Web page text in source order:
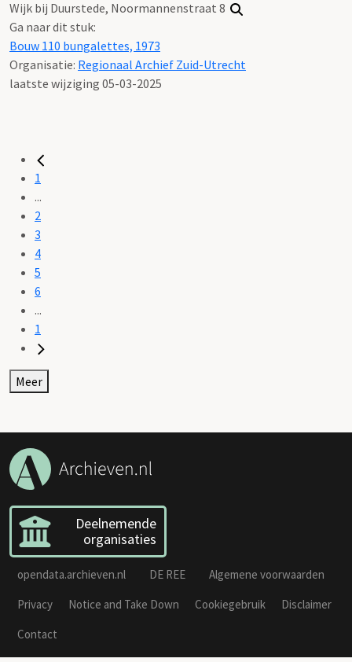
Wijk bij Duurstede, Noormannenstraat 8
Ga naar dit stuk:
Bouw 110 bungalettes, 1973
Organisatie: Regionaal Archief Zuid-Utrecht
laatste wijziging 05-03-2025
1
...
2
3
4
5
6
...
1
Meer
Deelnemende
organisaties
opendata.archieven.nl DE REE
Algemene voorwaarden
Privacy
Notice and Take Down Cookiegebruik
Disclaimer
Contact